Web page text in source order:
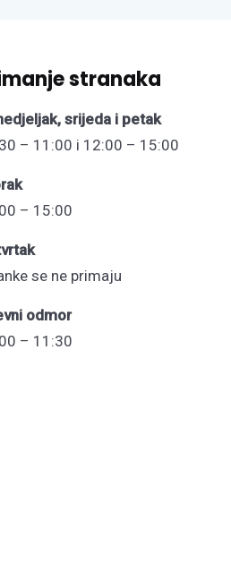
stranaka
srijeda i petak
– 11:00 i 12:00 – 15:00
– 15:00
se ne primaju
odmor
– 11:30